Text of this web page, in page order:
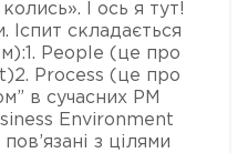
І ось я тут!
складається
People (це про
Process (це про
в сучасних PM
Environment
з цілями